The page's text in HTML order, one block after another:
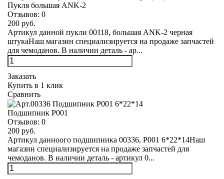
Пукля большая ANK-2
Отзывов: 0
200 руб.
Артикул данной пукли 00118, большая ANK-2 черная
штукаНаш магазин специализируется на продаже запчастей
для чемоданов. В наличии деталь - ар...
Заказать
Купить в 1 клик
Сравнить
Подшипник Р001
Отзывов: 0
200 руб.
Артикул данноого подшипника 00336, Р001 6*22*14Наш
магазин специализируется на продаже запчастей для
чемоданов. В наличии деталь - артикул 0...